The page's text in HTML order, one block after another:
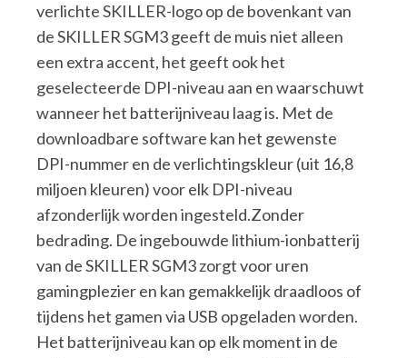
verlichte SKILLER-logo op de bovenkant van
de SKILLER SGM3 geeft de muis niet alleen
een extra accent, het geeft ook het
geselecteerde DPI-niveau aan en waarschuwt
wanneer het batterijniveau laag is. Met de
downloadbare software kan het gewenste
DPI-nummer en de verlichtingskleur (uit 16,8
miljoen kleuren) voor elk DPI-niveau
afzonderlijk worden ingesteld.Zonder
bedrading. De ingebouwde lithium-ionbatterij
van de SKILLER SGM3 zorgt voor uren
gamingplezier en kan gemakkelijk draadloos of
tijdens het gamen via USB opgeladen worden.
Het batterijniveau kan op elk moment in de